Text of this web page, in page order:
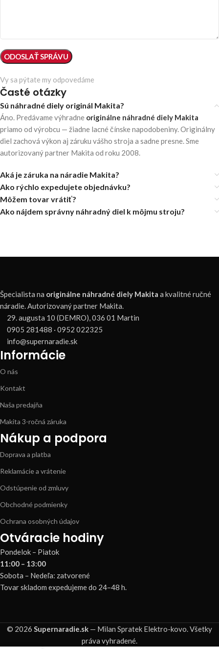
Vy sa pýtate my odpovedáme
Časté otázky
Sú náhradné diely originál Makita?
Áno. Predávame výhradne originálne náhradné diely Makita
priamo od výrobcu — žiadne lacné čínske napodobeniny. Originálny
diel zachová výkon aj záruku vášho stroja a sadne presne. Sme
autorizovaný partner Makita od roku 2008.
Aká je záruka na náradie Makita?
Ako rýchlo expedujete objednávku?
Môžem tovar vrátiť?
Ako nájdem správny náhradný diel k môjmu stroju?
Špecialista na originálne náhradné diely Makita a kvalitné ručné
náradie. Autorizovaný partner Makita.
29. augusta 10 (DEMRO), 036 01 Martin
0905 281488 · 0952 022325
info@supernaradie.sk
Informácie
O nás
Kontakt
Naša predajňa
Makita 3-ročná záruka
Nákup a podpora
Doprava a platba
Reklamácie a vrátenie
Odstúpenie od zmluvy
Obchodné podmienky
Ochrana osobných údajov
Otváracie hodiny
Pondelok – Piatok
11:00 – 13:00
Sobota – Nedeľa: zatvorené
Tovar skladom expedujeme do 24–48 h.
© 2026 Supernaradie.sk — Milan Spratek Elektro-kovo. Všetky
práva vyhradené.